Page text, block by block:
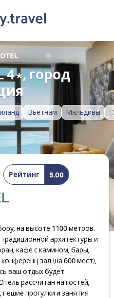
Вьетнам Мальдивы
4*, город
Рейтинг 5.00
на высоте 1100 метров.
архитектуры и
кафе с камином, бары,
зал (на 600 мест),
ваш отдых будет
рассчитан на гостей,
прогулки и занятия